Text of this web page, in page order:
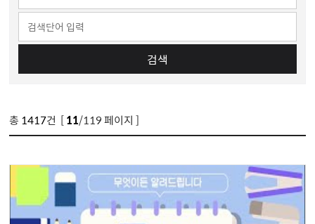
검색
총 1417건 [11/119 페이지 ]